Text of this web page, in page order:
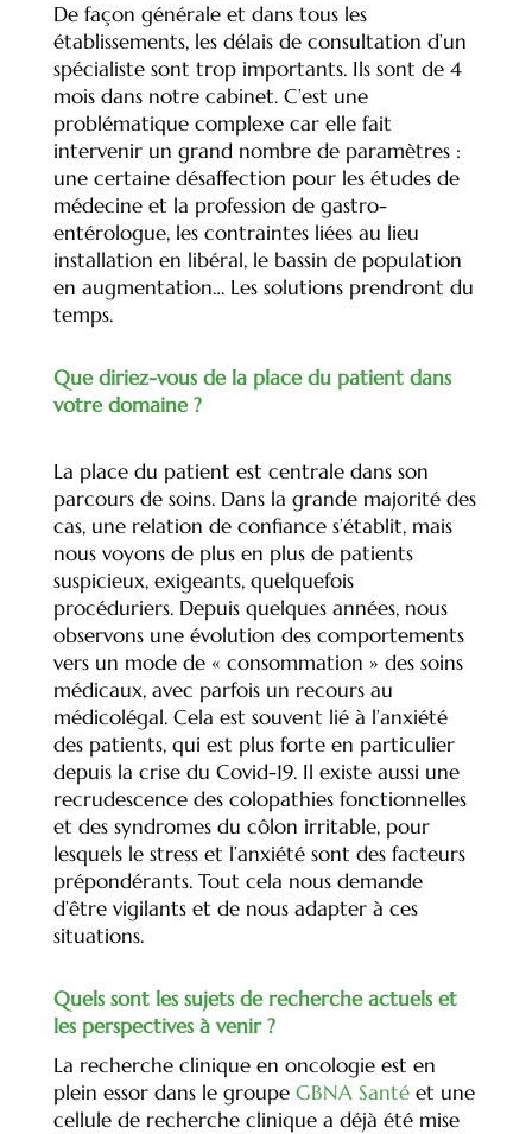
De façon générale et dans tous les
établissements, les délais de consultation d’un
spécialiste sont trop importants. Ils sont de 4
mois dans notre cabinet. C’est une
problématique complexe car elle fait
intervenir un grand nombre de paramètres :
une certaine désaffection pour les études de
médecine et la profession de gastro-
entérologue, les contraintes liées au lieu
installation en libéral, le bassin de population
en augmentation… Les solutions prendront du
temps.
Que diriez-vous de la place du patient dans
votre domaine ?
La place du patient est centrale dans son
parcours de soins. Dans la grande majorité des
cas, une relation de confiance s’établit, mais
nous voyons de plus en plus de patients
suspicieux, exigeants, quelquefois
procéduriers. Depuis quelques années, nous
observons une évolution des comportements
vers un mode de « consommation » des soins
médicaux, avec parfois un recours au
médicolégal. Cela est souvent lié à l’anxiété
des patients, qui est plus forte en particulier
depuis la crise du Covid-19. Il existe aussi une
recrudescence des colopathies fonctionnelles
et des syndromes du côlon irritable, pour
lesquels le stress et l’anxiété sont des facteurs
prépondérants. Tout cela nous demande
d’être vigilants et de nous adapter à ces
situations.
Quels sont les sujets de recherche actuels et
les perspectives à venir ?
La recherche clinique en oncologie est en
plein essor dans le groupe GBNA Santéet une
cellule de recherche clinique a déjà été mise